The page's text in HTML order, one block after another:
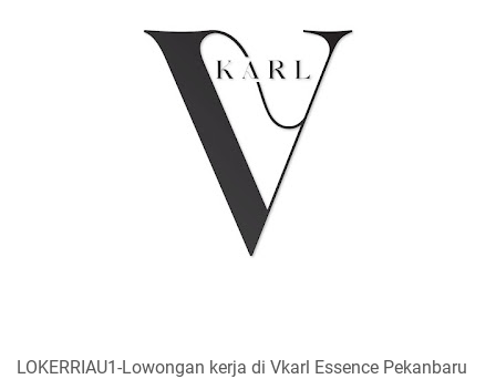
LOKERRIAU1-Lowongan kerja di Vkarl Essence Pekanbaru